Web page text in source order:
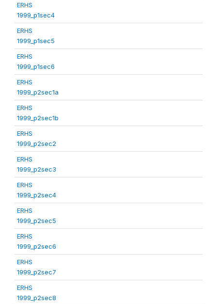
ERHS
1999_p1sec4
ERHS
1999_p1sec5
ERHS
1999_p1sec6
ERHS
1999_p2sec1a
ERHS
1999_p2sec1b
ERHS
1999_p2sec2
ERHS
1999_p2sec3
ERHS
1999_p2sec4
ERHS
1999_p2sec5
ERHS
1999_p2sec6
ERHS
1999_p2sec7
ERHS
1999_p2sec8